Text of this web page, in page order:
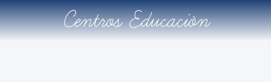
Centros Educación